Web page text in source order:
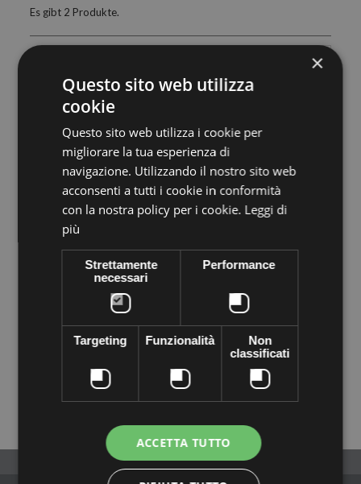
Es gibt 2 Produkte.
(6,5 mm) CRYSTAL-
ARGENTO-20CM
€14,28
+ TROLLEY
(6,5 mm) CRYSTAL-ORO-
€14,28
+ TROLLEY
GRÖSSE SS29 (6.5MM)
×
Questo sito web utilizza
cookie
Questo sito web utilizza i cookie per
migliorare la tua esperienza di
navigazione. Utilizzando il nostro sito web
acconsenti a tutti i cookie in conformità
con la nostra policy per i cookie. Leggi di
più
Strettamente
necessari
Performance
Targeting Funzionalità
Non
classificati
ACCETTA TUTTO